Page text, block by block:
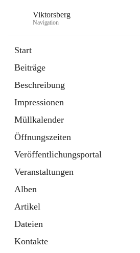
Viktorsberg
Navigation
Start
Beiträge
Beschreibung
Impressionen
Müllkalender
Öffnungszeiten
Veröffentlichungsportal
Veranstaltungen
Alben
Artikel
Dateien
Kontakte
1 Schnellzugriff
Bürgerservice
10 Schnellzugriffe